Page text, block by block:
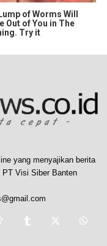
of Worms Will
Out of You in The
Try it
yang menyajikan berita
PT Visi Siber Banten